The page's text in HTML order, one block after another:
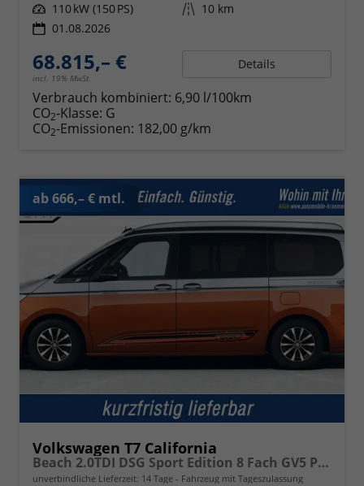
Leistung 110 kW (150 PS) Kilometerstand 10 km
01.08.2026
68.815,– €
incl. 19% MwSt.
Details
Verbrauch kombiniert: 6,90 l/100km
CO2-Klasse: G
CO2-Emissionen: 182,00 g/km
ab 666,– € mtl.
Volkswagen T7 California
Beach 2.0TDI DSG Sport Edition 8 Fach GV5 Premium+
unverbindliche Lieferzeit: 14 Tage Fahrzeug mit Tageszulassung